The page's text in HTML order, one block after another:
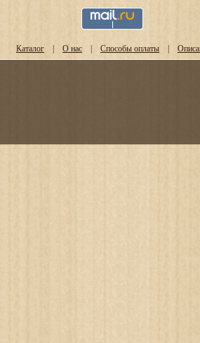
Каталог | О нас | Способы оплаты |